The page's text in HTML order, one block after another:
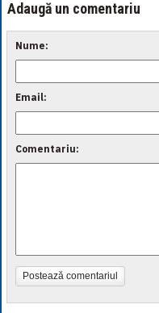
Adaugă un comentariu
Nume:
Email:
Comentariu:
Postează comentariul